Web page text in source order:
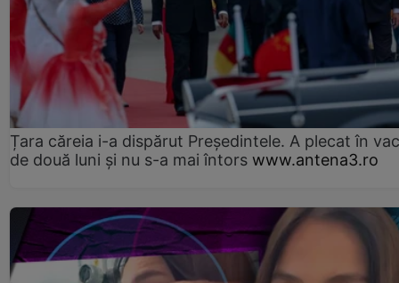
Țara căreia i-a dispărut Președintele. A plecat în
de două luni și nu s-a mai întors www.antena3.ro